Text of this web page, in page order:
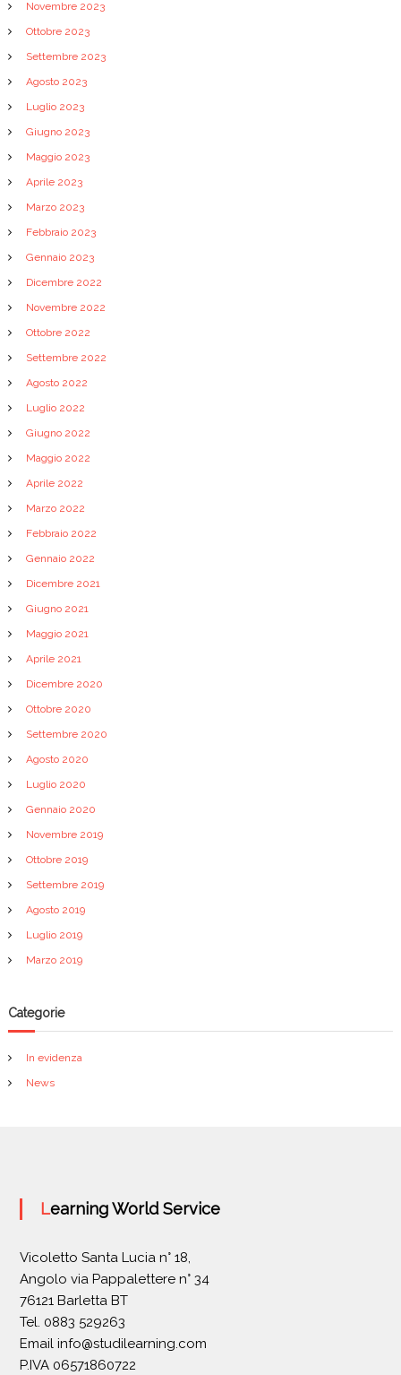
Novembre 2023
Ottobre 2023
Settembre 2023
Agosto 2023
Luglio 2023
Giugno 2023
Maggio 2023
Aprile 2023
Marzo 2023
Febbraio 2023
Gennaio 2023
Dicembre 2022
Novembre 2022
Ottobre 2022
Settembre 2022
Agosto 2022
Luglio 2022
Giugno 2022
Maggio 2022
Aprile 2022
Marzo 2022
Febbraio 2022
Gennaio 2022
Dicembre 2021
Giugno 2021
Maggio 2021
Aprile 2021
Dicembre 2020
Ottobre 2020
Settembre 2020
Agosto 2020
Luglio 2020
Gennaio 2020
Novembre 2019
Ottobre 2019
Settembre 2019
Agosto 2019
Luglio 2019
Marzo 2019
Categorie
In evidenza
News
Learning World Service
Vicoletto Santa Lucia n° 18,
Angolo via Pappalettere n° 34
76121 Barletta BT
Tel. 0883 529263
Email info@studilearning.com
P.IVA 06571860722